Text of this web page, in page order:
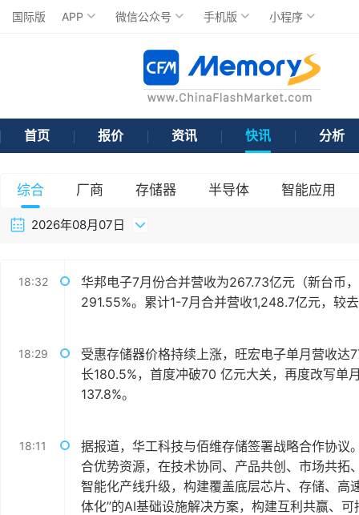
国际版 APP 微信公众号 手机版 小程序
首页 报价 资讯 快讯 分析
综合 厂商 存储器 半导体 智能应用
2026年08月07日
18:32
华邦电子7月份合并营收为267.73亿元（新台币
291.55%。累计1-7月合并营收1,248.7亿元，较
18:29
受惠存储器价格持续上涨，旺宏电子单月营收达
长180.5%，首度冲破70 亿元大关，再度改写单
137.8%。
18:11
据报道，华工科技与佰维存储签署战略合作协议
合优势资源，在技术协同、产品共创、市场共
智能化产线升级，构建覆盖底层芯片、存储、高
体化”的AI基础设施解决方案，构建互利共赢、